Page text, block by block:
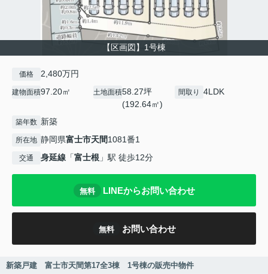
【区画図】1号棟
価格 2,480万円
建物面積97.20㎡ 土地面積58.27坪
(192.64㎡)
間取り 4LDK
築年数 新築
所在地 静岡県富士市天間1081番1
交通 身延線 「富士根 」駅 徒歩12分
無料 LINEからお問い合わせ
無料 お問い合わせ
新築戸建 富士市天間第17全3棟 1号棟の販売中物件